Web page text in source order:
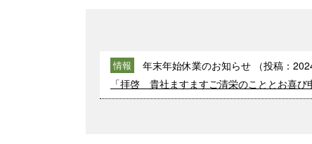
情報 年末年始休業のお知らせ （投稿：
「拝啓 貴社ますますご清栄のこととお喜び